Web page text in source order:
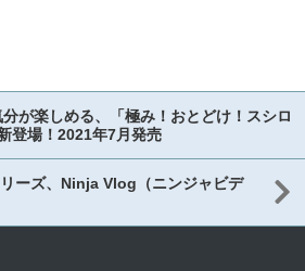
が楽しめる、「極み！おとどけ！スシロ
登場！2021年7月発売
ーズ、Ninja Vlog（ニンジャビデ